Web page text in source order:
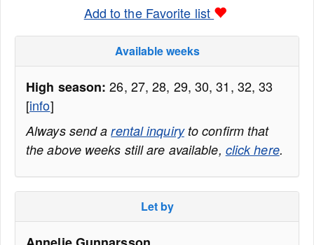
Add to the Favorite list
Available weeks
High season: 26, 27, 28, 29, 30, 31, 32, 33
[info]
Always send arental inquiryto confirm that
the above weeks still are available, click here.
Let by